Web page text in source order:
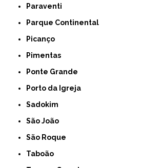
Paraventi
Parque Continental
Picanço
Pimentas
Ponte Grande
Porto da Igreja
Sadokim
São João
São Roque
Taboão